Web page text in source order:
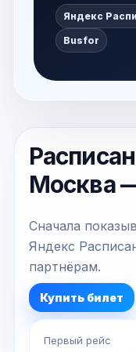
Яндекс
Busfor
Москва
Сначала
Яндекс
партнёрам.
Купить билет
Первый рейс